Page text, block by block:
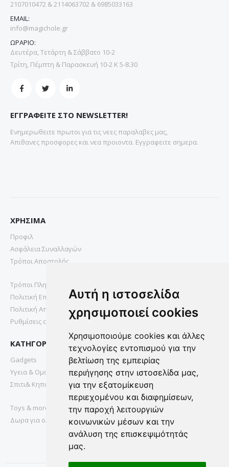
Αυτή η ιστοσελίδα
χρησιμοποιεί cookies
Χρησιμοποιούμε cookies και άλλες
τεχνολογίες εντοπισμού για την
βελτίωση της εμπειρίας
περιήγησης στην ιστοσελίδα μας,
για την εξατομίκευση
περιεχομένου και διαφημίσεων,
την παροχή λειτουργιών
κοινωνικών μέσων και την
ανάλυση της επισκεψιμότητάς
μας.
2107010472 & 2114063702 & 6985033163
EMAIL:
info@magichole.gr
ΩΡΑΡΙΟ:
Δευτέρα, Τετάρτη & Σάββατο 10-2
Τρίτη, Πέμπτη & Παρασκευή 10-2 Κ 5-8.30
ΕΓΓΡΑΦΕΙΤΕ ΣΤΟ NEWSLETTER!
Ενημερωθειτε πρωτοι για τις νεες παραλαβες μας,
Απιθανες προσφορες και νεα προιοντα. Εγγραφειτε σημερα.
ΧΡΗΣΙΜΑ
Προφιλ
Ασφάλεια Συναλλαγών
Τρόποι Αποστολής
Τρόποι Πληρωμής
Πολιτική Επιστροφών
Πολιτική Απορρήτου
Ρυθμίσεις cookies
ΚΑΤΗΓΟΡΙΕΣ
Gadgets
Υγεια & Ομορφια
Σπιτι& Κηπος
Toys & more
Δωρα για ολους